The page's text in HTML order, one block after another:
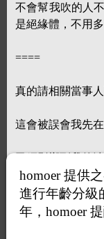
不會幫我吹的人
是絕緣體，不用
====
真的請相關當事
這會被誤會我先
而且787還信以為
homoer 提供
進行年齡分級
年，homoer 提